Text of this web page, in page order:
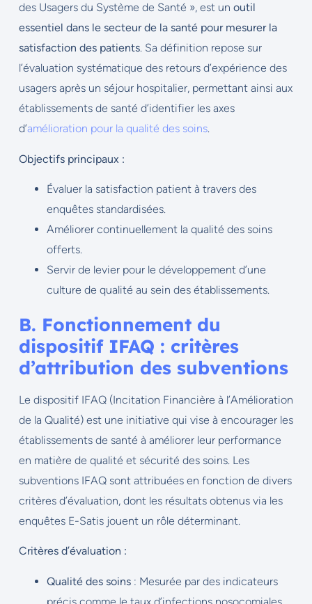
des Usagers du Système de Santé », est un outil
essentiel dans le secteur de la santé pour mesurer la
satisfaction des patients. Sa définition repose sur
l’évaluation systématique des retours d’expérience des
usagers après un séjour hospitalier, permettant ainsi aux
établissements de santé d’identifier les axes
d’amélioration pour la qualité des soins.
Objectifs principaux :
Évaluer la satisfaction patient à travers des
enquêtes standardisées.
Améliorer continuellement la qualité des soins
offerts.
Servir de levier pour le développement d’une
culture de qualité au sein des établissements.
B. Fonctionnement du
dispositif IFAQ : critères
d’attribution des subventions
Le dispositif IFAQ (Incitation Financière à l’Amélioration
de la Qualité) est une initiative qui vise à encourager les
établissements de santé à améliorer leur performance
en matière de qualité et sécurité des soins. Les
subventions IFAQ sont attribuées en fonction de divers
critères d’évaluation, dont les résultats obtenus via les
enquêtes E-Satis jouent un rôle déterminant.
Critères d’évaluation :
Qualité des soins: Mesurée par des indicateurs
précis comme le taux d’infections nosocomiales